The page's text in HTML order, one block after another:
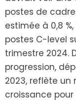
postes de
estimée à 0,8
postes C-level
trimestre 2024.
progression,
2023, reflète
croissance